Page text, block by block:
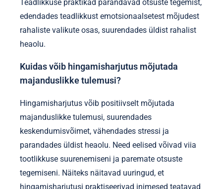
mängustamist ja teadlikkuse praktikaid.
Kogemuslik õppimine hõlmab reaalseid rahalisi
tegevusi, nagu eelarve simuleerimine, edendades
praktilist arusaamist. Mängustamine tutvustab
mängulisi elemente rahanduse haridusse, muutes
õppimise kaasahaaravaks ja interaktiivseks.
Teadlikkuse praktikad parandavad otsuste tegemist,
edendades teadlikkust emotsionaalsetest mõjudest
rahaliste valikute osas, suurendades üldist rahalist
heaolu.
Kuidas võib hingamisharjutus mõjutada
majanduslikke tulemusi?